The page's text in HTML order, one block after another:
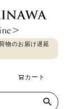
物のお届け遅延
ー 染織 食品
カート
ジ
へ